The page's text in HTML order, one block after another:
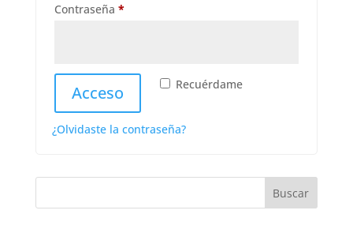
Contraseña *Obligatorio
Recuérdame
Acceso
¿Olvidaste la contraseña?